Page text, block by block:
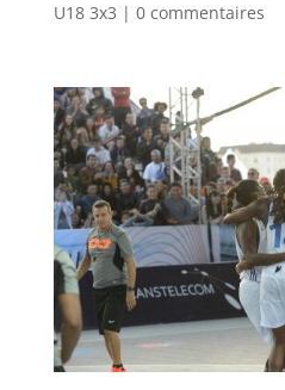
U18 3x3 | 0 commentaires